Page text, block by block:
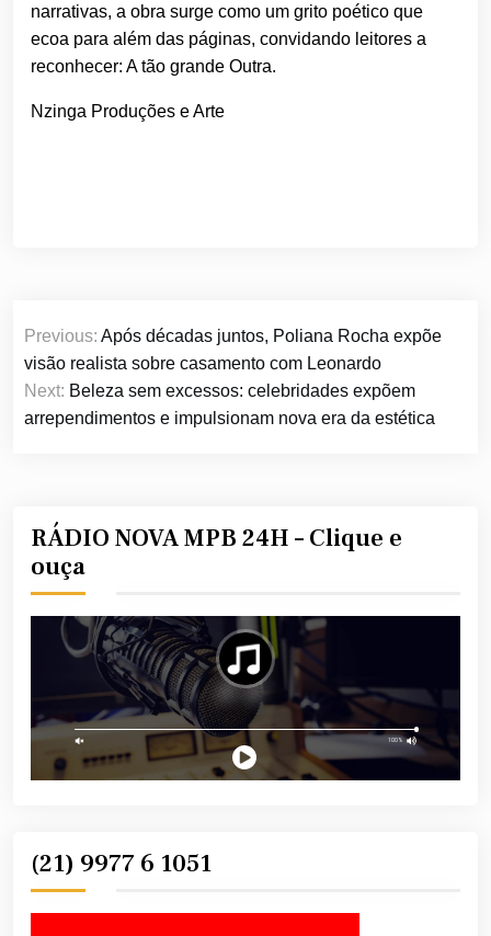
narrativas, a obra surge como um grito poético que
ecoa para além das páginas, convidando leitores a
reconhecer: A tão grande Outra.
Nzinga Produções e Arte
Navegação
de
Post
Previous: Após décadas juntos, Poliana Rocha expõe
visão realista sobre casamento com Leonardo
Next: Beleza sem excessos: celebridades expõem
arrependimentos e impulsionam nova era da estética
RÁDIO NOVA MPB 24H – Clique e
ouça
(21) 9977 6 1051